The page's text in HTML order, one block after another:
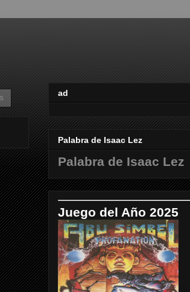
ad
Palabra de Isaac Lez
Palabra de Isaac Lez
Juego del Año 2025